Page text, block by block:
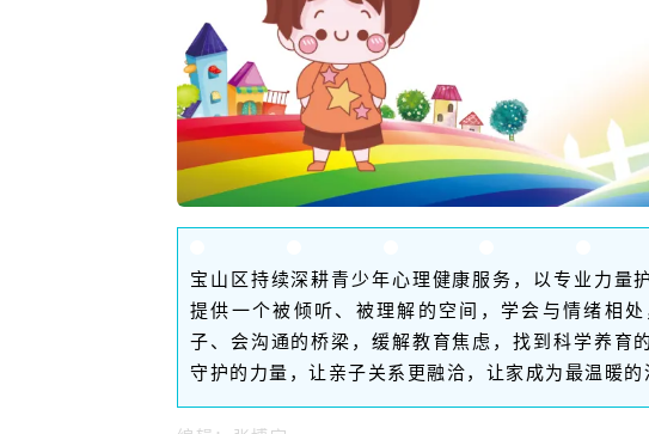
宝山区持续深耕青少年心理健康服务，以专业力量
提供一个被倾听、被理解的空间，学会与情绪相
子、会沟通的桥梁，缓解教育焦虑，找到科学养育
守护的力量，让亲子关系更融洽，让家成为最温暖的